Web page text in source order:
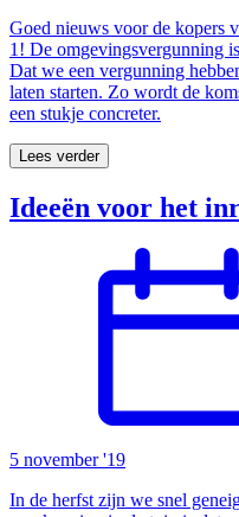
Goed nieuws voor de kopers
1! De omgevingsvergunning
Dat we een vergunning
laten starten. Zo wordt de
een stukje concreter.
Lees verder
Ideeën voor het
5 november '19
In de herfst zijn we snel